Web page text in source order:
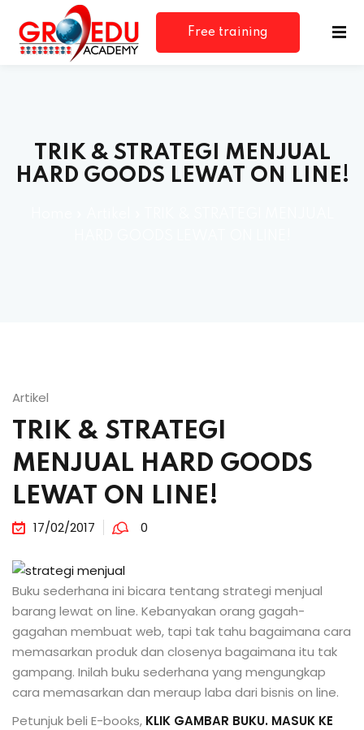
Free training
TRIK & STRATEGI MENJUAL
HARD GOODS LEWAT ON LINE!
Artikel
TRIK & STRATEGI
MENJUAL HARD GOODS
LEWAT ON LINE!
17/02/2017 0
Buku sederhana ini bicara tentang strategi menjual
barang lewat on line. Kebanyakan orang gagah-
gagahan membuat web, tapi tak tahu bagaimana cara
memasarkan produk dan closenya bagaimana itu tak
gampang. Inilah buku sederhana yang mengungkap
cara memasarkan dan meraup laba dari bisnis on line.
Petunjuk beli E-books, KLIK GAMBAR BUKU. MASUK KE